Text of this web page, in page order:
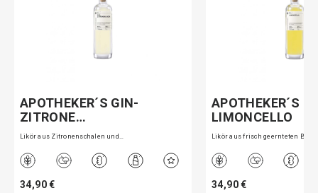
APOTHEKER´S GIN-
ZITRONE…
Likör aus Zitronenschalen und…
34,90 €
APOTHEKER´S
LIMONCELLO
Likör aus frisch geernteten B…
34,90 €